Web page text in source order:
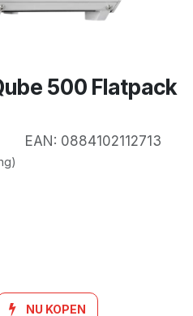
500 Flatpack
EAN: 0884102112713
NU KOPEN